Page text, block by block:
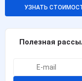
УЗНАТЬ
Полезная